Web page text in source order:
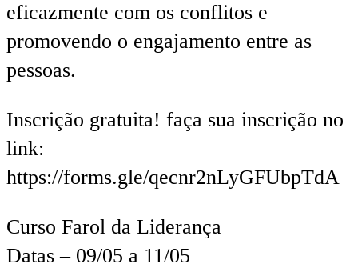
eficazmente com os conflitos e
promovendo o engajamento entre as
pessoas.
Inscrição gratuita! faça sua inscrição no
link:
https://forms.gle/qecnr2nLyGFUbpTdA
Curso Farol da Liderança
Datas – 09/05 a 11/05